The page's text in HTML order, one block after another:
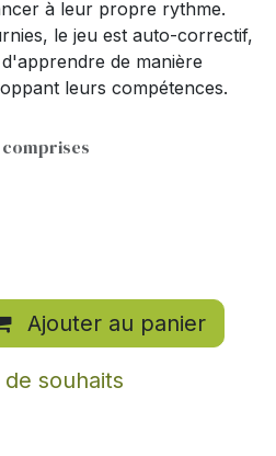
à leur propre rythme.
le jeu est auto-correctif,
de manière
leurs compétences.
Ajouter au panier
souhaits